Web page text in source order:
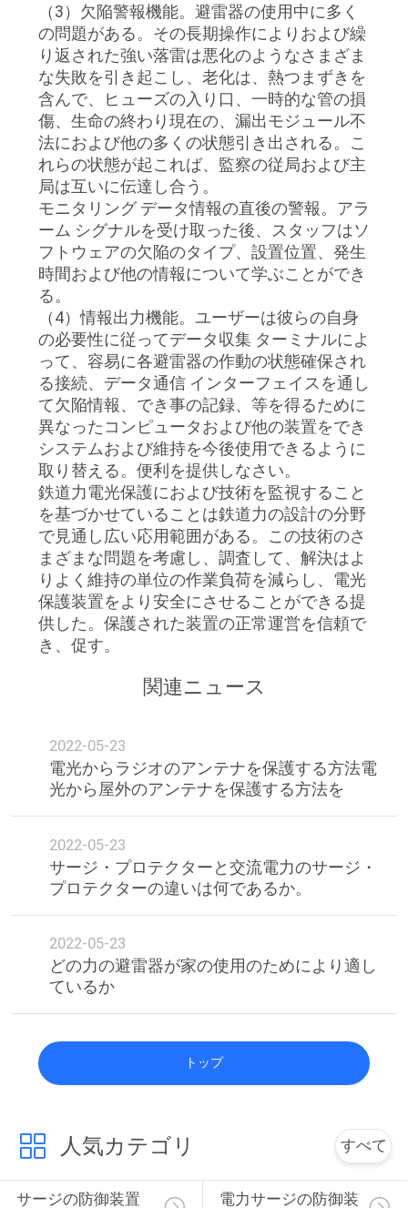
PRIVACY
POLICY
（3）欠陥警報機能。避雷器の使用中に多く
の問題がある。その長期操作によりおよび繰
り返された強い落雷は悪化のようなさまざま
な失敗を引き起こし、老化は、熱つまずきを
含んで、ヒューズの入り口、一時的な管の損
傷、生命の終わり現在の、漏出モジュール不
法におよび他の多くの状態引き出される。こ
れらの状態が起これば、監察の従局および主
局は互いに伝達し合う。
モニタリング データ情報の直後の警報。アラ
ーム シグナルを受け取った後、スタッフはソ
フトウェアの欠陥のタイプ、設置位置、発生
時間および他の情報について学ぶことができ
る。
（4）情報出力機能。ユーザーは彼らの自身
の必要性に従ってデータ収集 ターミナルによ
って、容易に各避雷器の作動の状態確保され
る接続、データ通信 インターフェイスを通し
て欠陥情報、でき事の記録、等を得るために
異なったコンピュータおよび他の装置をでき
システムおよび維持を今後使用できるように
取り替える。便利を提供しなさい。
鉄道力電光保護におよび技術を監視すること
を基づかせていることは鉄道力の設計の分野
で見通し広い応用範囲がある。この技術のさ
まざまな問題を考慮し、調査して、解決はよ
りよく維持の単位の作業負荷を減らし、電光
保護装置をより安全にさせることができる提
供した。保護された装置の正常運営を信頼で
き、促す。
関連ニュース
2022-05-23
電光からラジオのアンテナを保護する方法電
光から屋外のアンテナを保護する方法を
2022-05-23
サージ・プロテクターと交流電力のサージ・
プロテクターの違いは何であるか。
2022-05-23
どの力の避雷器が家の使用のためにより適し
ているか
トップ
人気カテゴリ すべて
サージの防御装置 電力サージの防御装